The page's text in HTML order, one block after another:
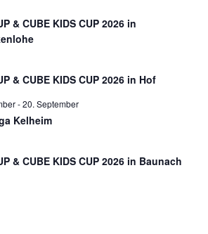
& CUBE KIDS CUP 2026 in
& CUBE KIDS CUP 2026 in Hof
-20. September
Kelheim
& CUBE KIDS CUP 2026 in Baunach